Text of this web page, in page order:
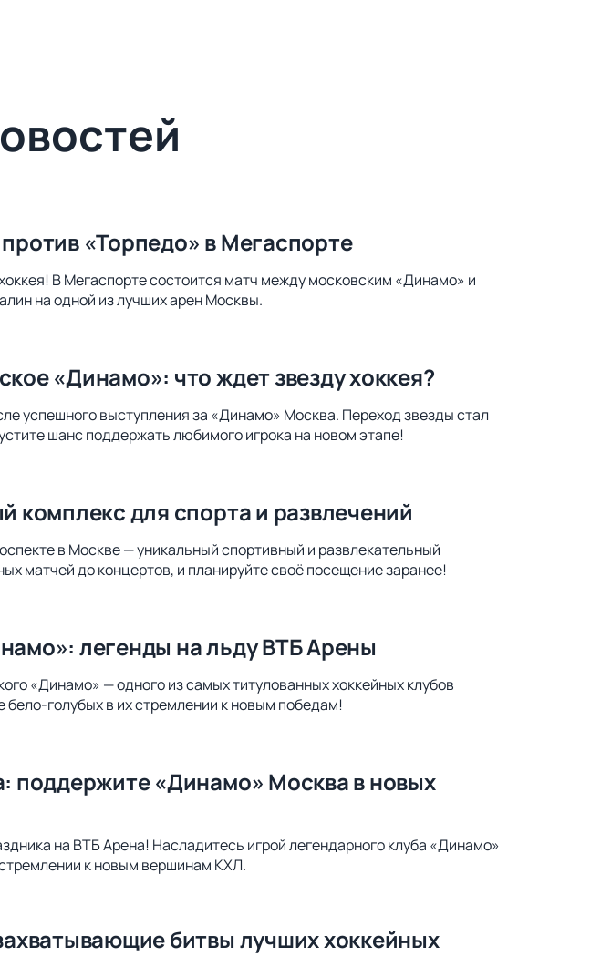
«Торпедо» в Мегаспорте
В Мегаспорте состоится матч между московским «Динамо» и
на одной из лучших арен Москвы.
«Динамо»: что ждет звезду хоккея?
успешного выступления за «Динамо» Москва. Переход звезды стал
шанс поддержать любимого игрока на новом этапе!
комплекс для спорта и развлечений
в Москве — уникальный спортивный и развлекательный
матчей до концертов, и планируйте своё посещение заранее!
легенды на льду ВТБ Арены
«Динамо» — одного из самых титулованных хоккейных клубов
голубых в их стремлении к новым победам!
поддержите «Динамо» Москва в новых
на ВТБ Арена! Насладитесь игрой легендарного клуба «Динамо»
к новым вершинам КХЛ.
битвы лучших хоккейных